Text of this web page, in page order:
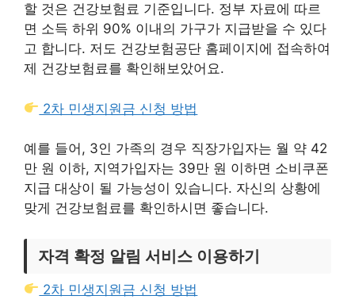
할 것은 건강보험료 기준입니다. 정부 자료에 따르
면 소득 하위 90% 이내의 가구가 지급받을 수 있다
고 합니다. 저도 건강보험공단 홈페이지에 접속하여
제 건강보험료를 확인해보았어요.
2차 민생지원금 신청 방법
예를 들어, 3인 가족의 경우 직장가입자는 월 약 42
만 원 이하, 지역가입자는 39만 원 이하면 소비쿠폰
지급 대상이 될 가능성이 있습니다. 자신의 상황에
맞게 건강보험료를 확인하시면 좋습니다.
자격 확정 알림 서비스 이용하기
2차 민생지원금 신청 방법